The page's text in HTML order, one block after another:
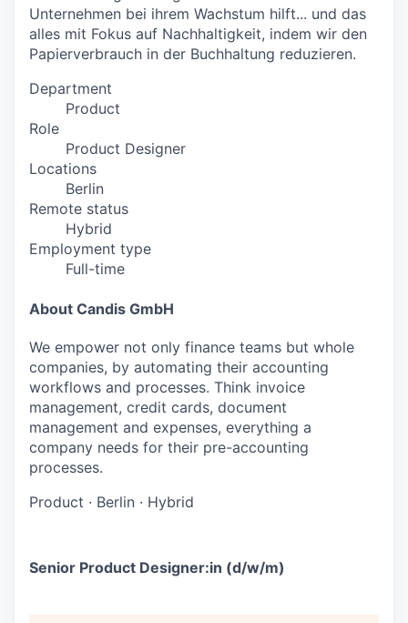
Unternehmen bei ihrem Wachstum hilft... und das
alles mit Fokus auf Nachhaltigkeit, indem wir den
Papierverbrauch in der Buchhaltung reduzieren.
Department
Product
Role
Product Designer
Locations
Berlin
Remote status
Hybrid
Employment type
Full-time
About Candis GmbH
We empower not only finance teams but whole
companies, by automating their accounting
workflows and processes. Think invoice
management, credit cards, document
management and expenses, everything a
company needs for their pre-accounting
processes.
Product · Berlin · Hybrid
Senior Product Designer:in (d/w/m)